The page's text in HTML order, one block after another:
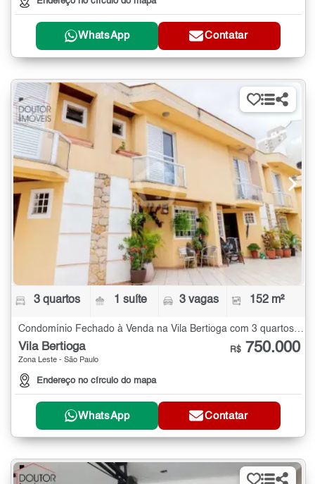
WhatsApp Contatar
3 quartos 1 suíte 3 vagas 152 m²
Condomínio Fechado à Venda na Vila Bertioga com 3 quartos - 152 m²
Vila Bertioga
Zona Leste - São Paulo
Endereço no círculo do mapa
R$ 750.000
WhatsApp Contatar